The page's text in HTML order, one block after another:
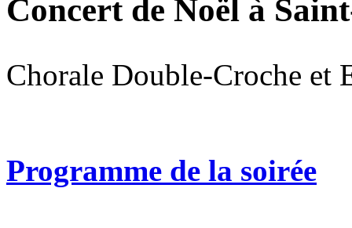
Concert de Noël à
Chorale Double-Croche et
Programme de la soirée